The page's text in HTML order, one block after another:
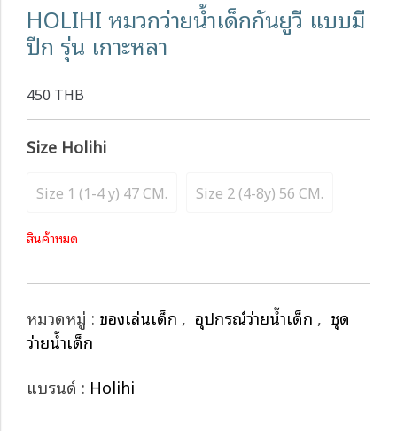
HOLIHI หมวกว่ายน้ำเด็กกันยูวี แบบมี
ปีก รุ่น เกาะหลา
450 THB
Size Holihi
Size 1 (1-4 y) 47 CM. Size 2 (4-8y) 56 CM.
สินค้าหมด
หมวดหมู่ : ของเล่นเด็ก , อุปกรณ์ว่ายน้ำเด็ก , ชุด
ว่ายน้ำเด็ก
แบรนด์ : Holihi